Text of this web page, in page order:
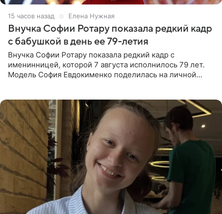
15 часов назад Елена Нужная
Внучка Софии Ротару показала редкий кадр
с бабушкой в день ее 79-летия
Внучка Софии Ротару показала редкий кадр с
именинницей, которой 7 августа исполнилось 79 лет.
Модель София Евдокименко поделилась на личной